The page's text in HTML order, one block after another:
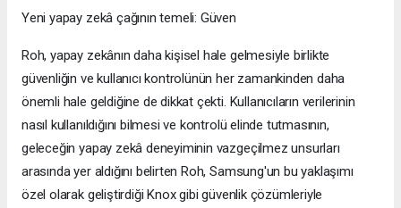
Yeni yapay zekâ çağının temeli: Güven
Roh, yapay zekânın daha kişisel hale gelmesiyle birlikte
güvenliğin ve kullanıcı kontrolünün her zamankinden daha
önemli hale geldiğine de dikkat çekti. Kullanıcıların verilerinin
nasıl kullanıldığını bilmesi ve kontrolü elinde tutmasının,
geleceğin yapay zekâ deneyiminin vazgeçilmez unsurları
arasında yer aldığını belirten Roh, Samsung'un bu yaklaşımı
özel olarak geliştirdiği Knox gibi güvenlik çözümleriyle